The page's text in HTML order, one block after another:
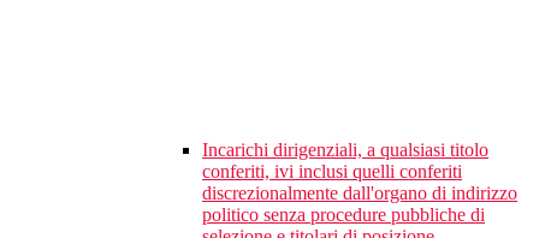
Incarichi dirigenziali, a qualsiasi titolo
conferiti, ivi inclusi quelli conferiti
discrezionalmente dall'organo di indirizzo
politico senza procedure pubbliche di